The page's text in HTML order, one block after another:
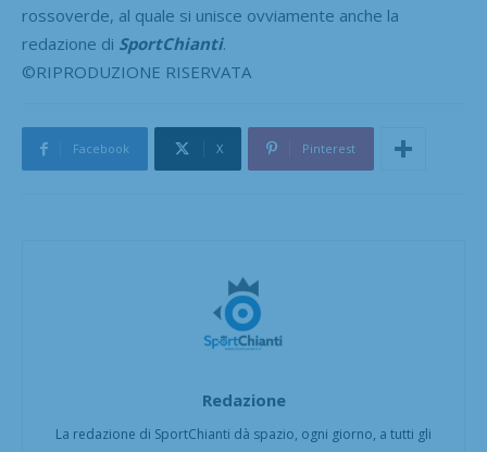
rossoverde, al quale si unisce ovviamente anche la
redazione di SportChianti.
©RIPRODUZIONE RISERVATA
Facebook X Pinterest
Redazione
La redazione di SportChianti dà spazio, ogni giorno, a tutti gli